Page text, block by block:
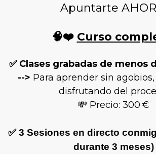
Apuntarte
🧠❤️ Curso
✅ Clases grabadas de menos
--> Para aprender sin
disfrutando del
💸 Precio: 300 €
✅3 Sesiones en directo
durante 3 meses)